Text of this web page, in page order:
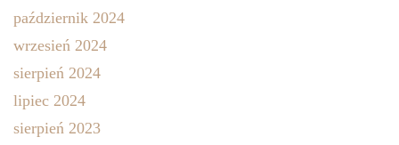
październik 2024
wrzesień 2024
sierpień 2024
lipiec 2024
sierpień 2023